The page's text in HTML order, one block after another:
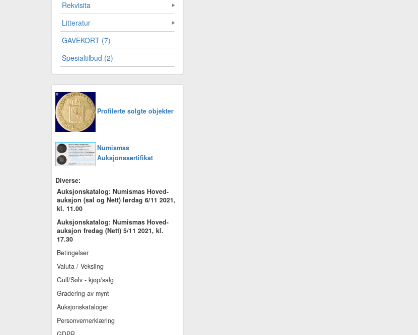
Rekvisita
Litteratur
GAVEKORT (7)
Spesialtilbud (2)
Profilerte solgte objekter
Numismas
Auksjonssertifikat
Diverse:
Auksjonskatalog: Numismas Hoved-
auksjon (sal og Nett) lørdag 6/11 2021,
kl. 11.00
Auksjonskatalog: Numismas Hoved-
auksjon fredag (Nett) 5/11 2021, kl.
17.30
Betingelser
Valuta / Veksling
Gull/Sølv - kjøp/salg
Gradering av mynt
Auksjonskataloger
Personvernerklæring